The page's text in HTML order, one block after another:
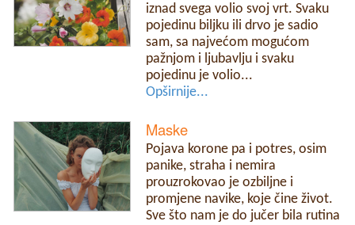
iznad svega volio svoj vrt. Svaku
pojedinu biljku ili drvo je sadio
sam, sa najvećom mogućom
pažnjom i ljubavlju i svaku
pojedinu je volio...
Opširnije...
Maske
Pojava korone pa i potres, osim
panike, straha i nemira
prouzrokovao je ozbiljne i
promjene navike, koje čine život.
Sve što nam je do jučer bila rutina